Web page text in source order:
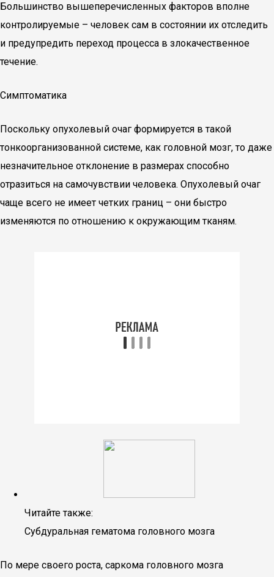
Большинство вышеперечисленных факторов вполне
контролируемые – человек сам в состоянии их отследить
и предупредить переход процесса в злокачественное
течение.
Симптоматика
Поскольку опухолевый очаг формируется в такой
тонкоорганизованной системе, как головной мозг, то даже
незначительное отклонение в размерах способно
отразиться на самочувствии человека. Опухолевый очаг
чаще всего не имеет четких границ – они быстро
изменяются по отношению к окружающим тканям.
Читайте также:
Субдуральная гематома головного мозга
По мере своего роста, саркома головного мозга